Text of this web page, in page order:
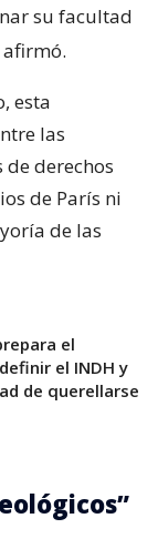
su facultad
afirmó.
esta
las
derechos
de París ni
de las
el
el INDH y
de querellarse